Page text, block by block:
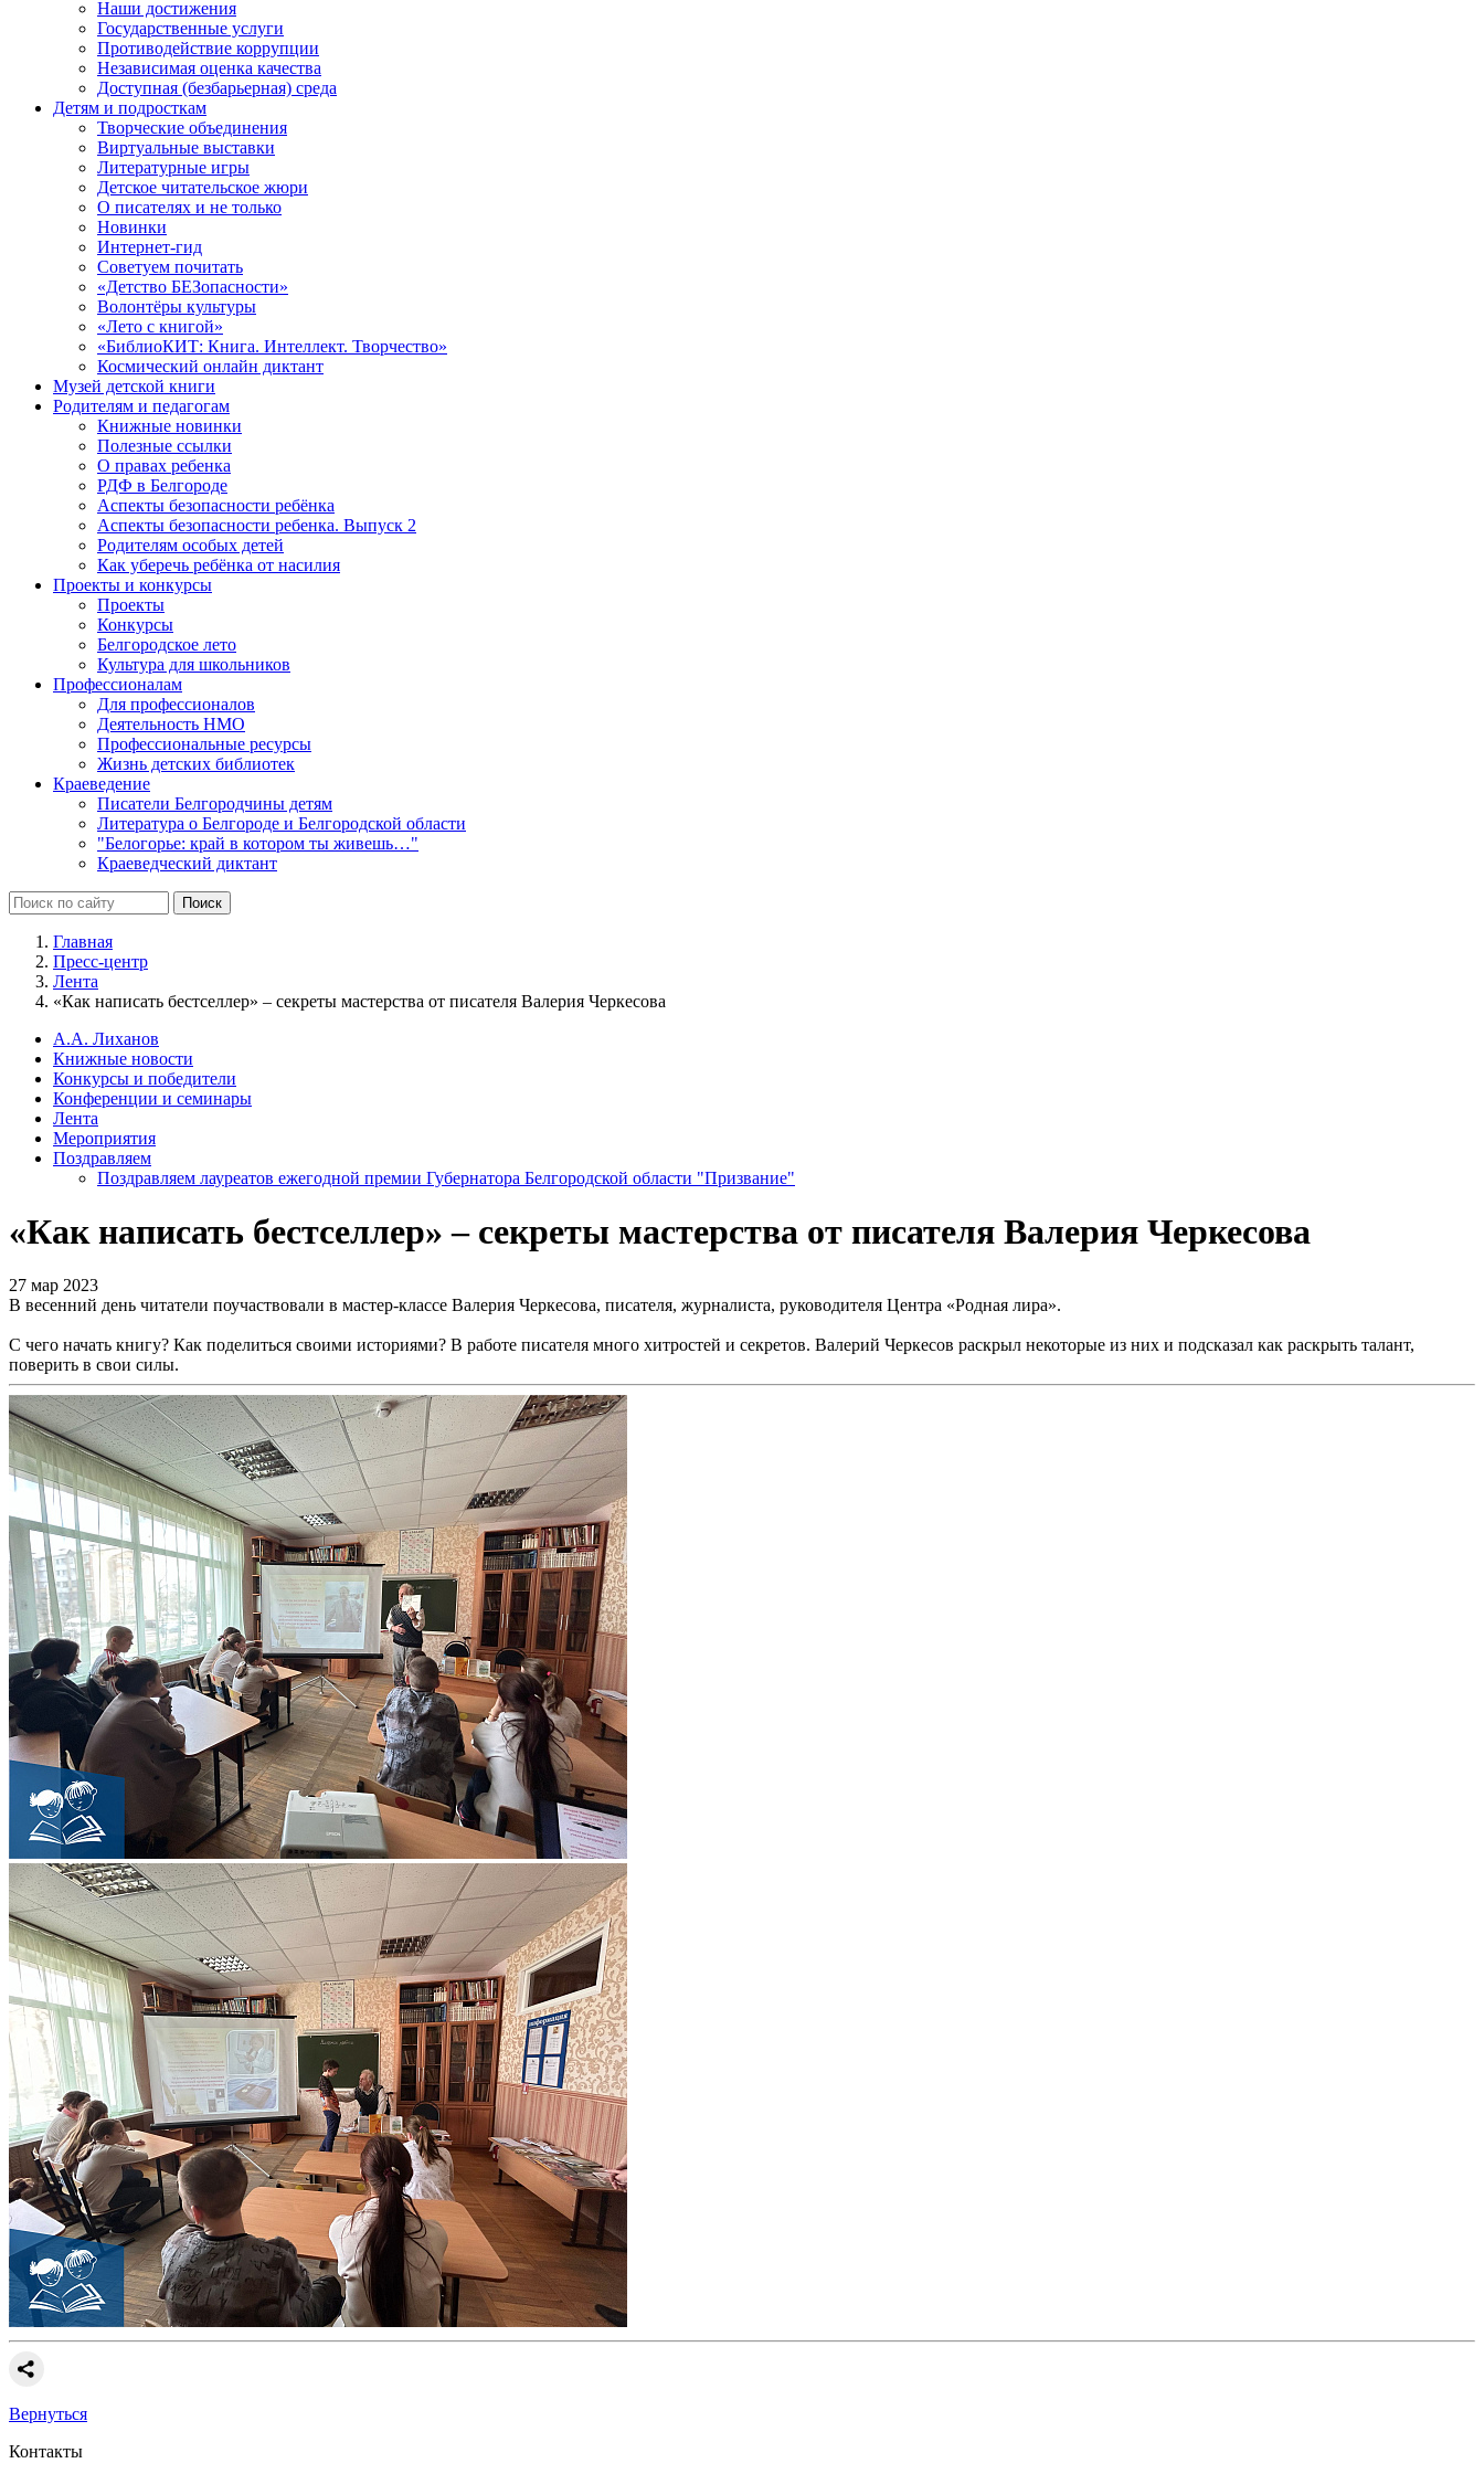
Наши достижения
Государственные услуги
Противодействие коррупции
Независимая оценка качества
Доступная (безбарьерная) среда
Детям и подросткам
Творческие объединения
Виртуальные выставки
Литературные игры
Детское читательское жюри
О писателях и не только
Новинки
Интернет-гид
Советуем почитать
«Детство БЕЗопасности»
Волонтёры культуры
«Лето с книгой»
«БиблиоКИТ: Книга. Интеллект. Творчество»
Космический онлайн диктант
Музей детской книги
Родителям и педагогам
Книжные новинки
Полезные ссылки
О правах ребенка
РДФ в Белгороде
Аспекты безопасности ребёнка
Аспекты безопасности ребенка. Выпуск 2
Родителям особых детей
Как уберечь ребёнка от насилия
Проекты и конкурсы
Проекты
Конкурсы
Белгородское лето
Культура для школьников
Профессионалам
Для профессионалов
Деятельность НМО
Профессиональные ресурсы
Жизнь детских библиотек
Краеведение
Писатели Белгородчины детям
Литература о Белгороде и Белгородской области
"Белогорье: край в котором ты живешь…"
Краеведческий диктант
Главная
Пресс-центр
Лента
«Как написать бестселлер» – секреты мастерства от писателя Валерия Черкесова
А.А. Лиханов
Книжные новости
Конкурсы и победители
Конференции и семинары
Лента
Мероприятия
Поздравляем
Поздравляем лауреатов ежегодной премии Губернатора Белгородской области "Призвание"
«Как написать бестселлер» – секреты мастерства от писателя Валерия Черкесова
27 мар 2023
В весенний день читатели поучаствовали в мастер-классе Валерия Черкесова, писателя, журналиста, руководителя Центра «Родная лира».
С чего начать книгу? Как поделиться своими историями? В работе писателя много хитростей и секретов. Валерий Черкесов раскрыл некоторые из них и подсказал как раскрыть талант,
поверить в свои силы.
Вернуться
Контакты